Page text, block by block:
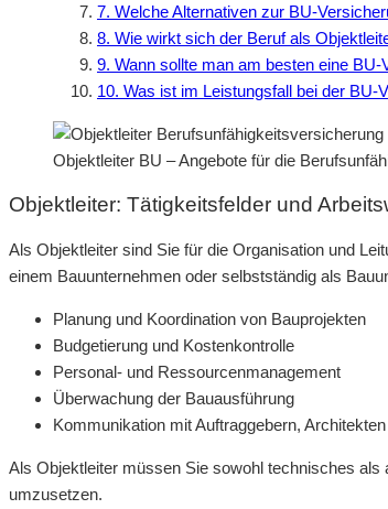
7. Welche Alternativen zur BU-
8. Wie wirkt sich der Beruf als
9. Wann sollte man am besten eine
10. Was ist im Leistungsfall bei der
Objektleiter BU – Angebote für die
Objektleiter: Tätigkeitsfelder und
Als Objektleiter sind Sie für die Organisation und
einem Bauunternehmen oder selbstständig als
Planung und Koordination von Bauprojekten
Budgetierung und Kostenkontrolle
Personal- und Ressourcenmanagement
Überwachung der Bauausführung
Kommunikation mit Auftraggebern,
Als Objektleiter müssen Sie sowohl technisches
umzusetzen.